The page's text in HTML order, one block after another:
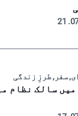
سفر, طرزِ زندگی